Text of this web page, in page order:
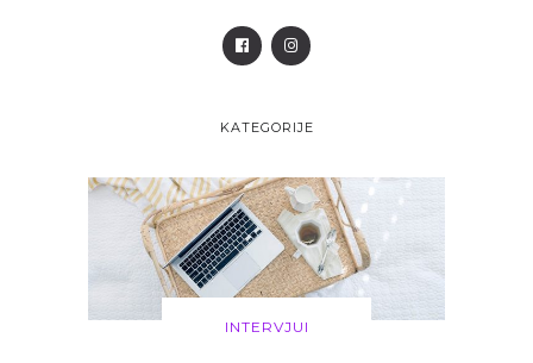
KATEGORIJE
INTERVJUI